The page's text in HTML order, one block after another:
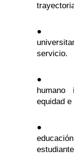
●
servicio.
●
equidad
●